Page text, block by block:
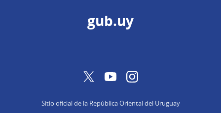
gub.uy
TwitterYouTubeInstagram
Sitio oficial de la República Oriental del Uruguay